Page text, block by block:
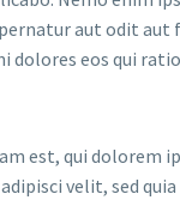
aut odit aut
dolores eos qui
est, qui dolorem
velit, sed